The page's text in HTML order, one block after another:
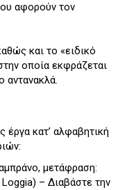
αφορούν τον
και το «ειδικό
οποία εκφράζεται
αντανακλά.
έργα κατ’ αλφαβητική
μετάφραση:
– Διαβάστε την